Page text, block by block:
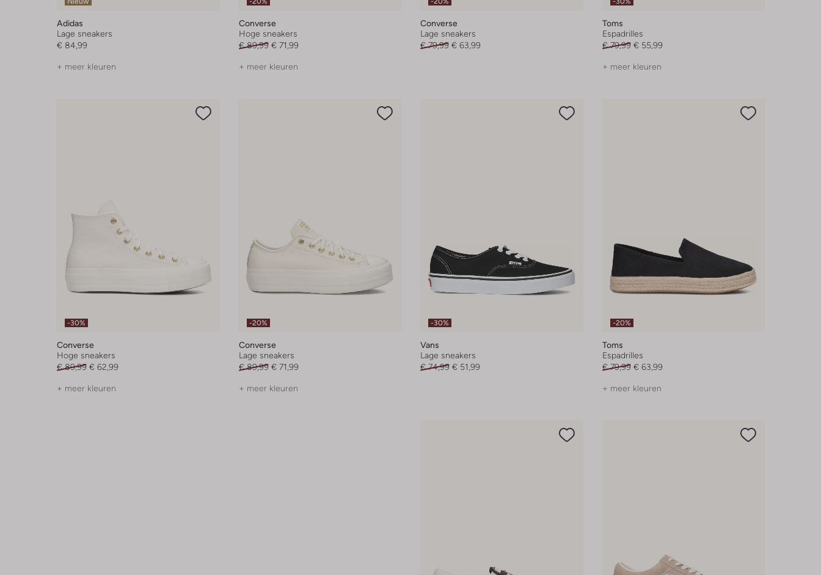
Adidas
Lage sneakers
€ 84,99
+ meer kleuren
Converse
Hoge sneakers
€ 89,99 € 71,99
+ meer kleuren
Converse
Lage sneakers
€ 79,99 € 63,99
Toms
Espadrilles
€ 79,99 € 55,99
+ meer kleuren
-30%
Converse
Hoge sneakers
€ 89,99 € 62,99
+ meer kleuren
-20%
Converse
Lage sneakers
€ 89,99 € 71,99
+ meer kleuren
-30%
Vans
Lage sneakers
€ 74,99 € 51,99
-20%
Toms
Espadrilles
€ 79,99 € 63,99
+ meer kleuren